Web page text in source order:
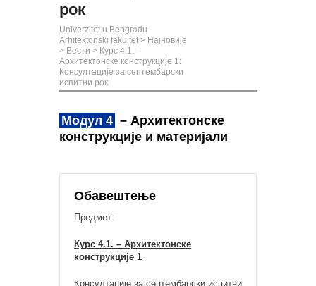
рок
Univerzitet u Beogradu -
Arhitektonski fakultet > Најновије
> Вести > Курс 4.1. –
Архитектонске конструкције 1:
Консултације за септембарски
испитни рок
Модул 4 – Архитектонске
конструкције и материјали
Обавештење
Предмет:
Курс 4.1. – Архитектонске
конструкције 1
Консултације за септембарски испитни